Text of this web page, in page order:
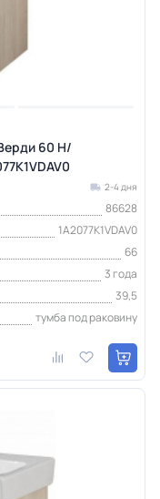
60 Н/
2-4 дня
86628
1A2077K1VDAV0
66
3 года
39,5
тумба под раковину